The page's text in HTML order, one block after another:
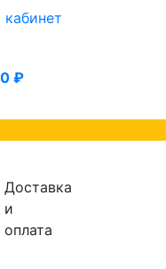
0 ₽
Доставка
и
оплата